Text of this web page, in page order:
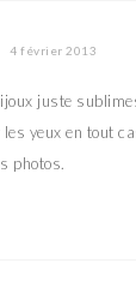
4 février 2013
juste
yeux en tout
photos.